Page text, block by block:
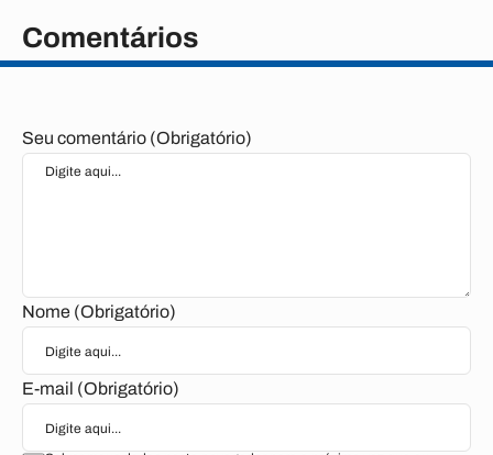
Comentários
Seu comentário (Obrigatório)
Nome (Obrigatório)
E-mail (Obrigatório)